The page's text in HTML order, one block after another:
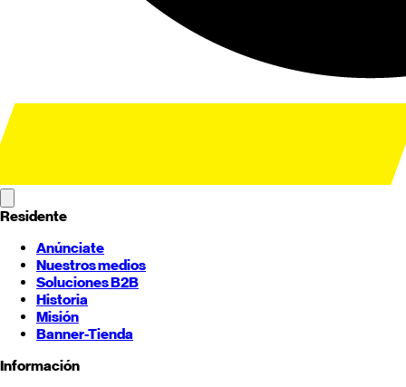
Residente
Anúnciate
Nuestros medios
Soluciones B2B
Historia
Misión
Banner-Tienda
Información